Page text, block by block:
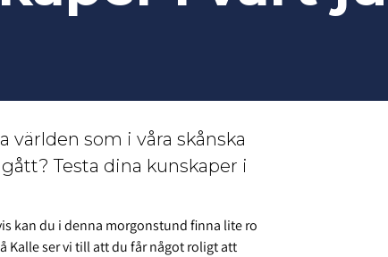
världen som i våra skånska
Testa dina kunskaper i
kan du i denna morgonstund finna lite ro
Kalle ser vi till att du får något roligt att